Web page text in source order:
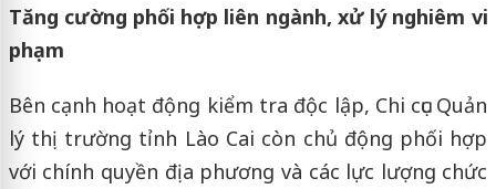
Tăng cường phối hợp liên ngành, xử lý nghiêm vi
phạm
Bên cạnh hoạt động kiểm tra độc lập, Chi cục Quản
lý thị trường tỉnh Lào Cai còn chủ động phối hợp
với chính quyền địa phương và các lực lượng chức